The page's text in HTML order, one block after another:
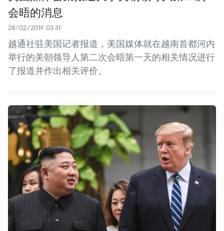
会晤的消息
28/02/2019 03:31
越通社驻美国记者报道，美国媒体就在越南首都河内
举行的美朝领导人第二次会晤第一天的相关情况进行
了报道并作出相关评价。